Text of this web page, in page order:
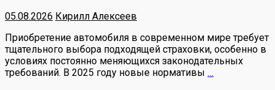
05.08.2026 Кирилл Алексеев
Приобретение автомобиля в современном мире требует
тщательного выбора подходящей страховки, особенно в
условиях постоянно меняющихся законодательных
требований. В 2025 году новые нормативы …